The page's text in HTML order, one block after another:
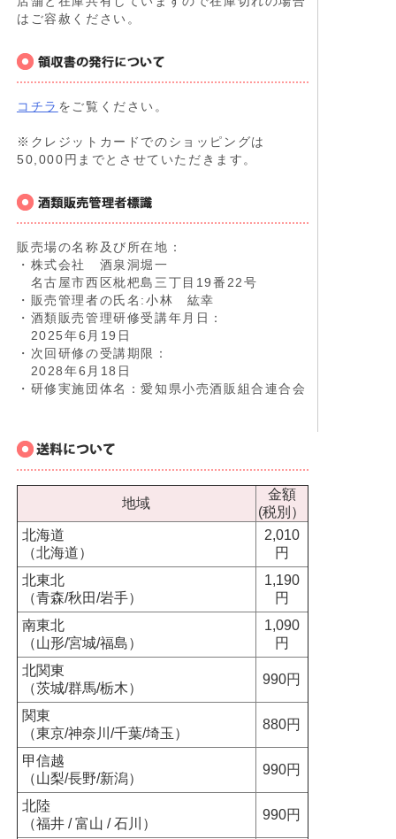
はご容赦ください。
コチラ をご覧ください。
※クレジットカードでのショッピングは
50,000円までとさせていただきます。
販売場の名称及び所在地：
・株式会社 酒泉洞堀一
名古屋市西区枇杷島三丁目19番22号
・販売管理者の氏名:小林 紘幸
・酒類販売管理研修受講年月日：
2025年6月19日
・次回研修の受講期限：
2028年6月18日
・研修実施団体名：愛知県小売酒販組合連合会
地域
金額
(税別）
北海道
（北海道）
2,010
円
北東北
（青森/秋田/岩手）
1,190
円
南東北
（山形/宮城/福島）
1,090
円
北関東
（茨城/群馬/栃木）
990円
関東
（東京/神奈川/千葉/埼玉）
880円
甲信越
（山梨/長野/新潟）
990円
北陸
（福井 / 富山 / 石川）
990円